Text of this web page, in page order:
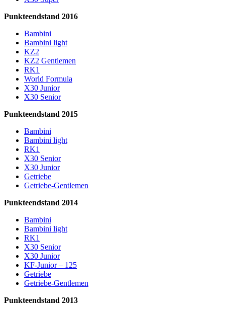
Punkteendstand 2016
Bambini
Bambini light
KZ2
KZ2 Gentlemen
RK1
World Formula
X30 Junior
X30 Senior
Punkteendstand 2015
Bambini
Bambini light
RK1
X30 Senior
X30 Junior
Getriebe
Getriebe-Gentlemen
Punkteendstand 2014
Bambini
Bambini light
RK1
X30 Senior
X30 Junior
KF-Junior – 125
Getriebe
Getriebe-Gentlemen
Punkteendstand 2013